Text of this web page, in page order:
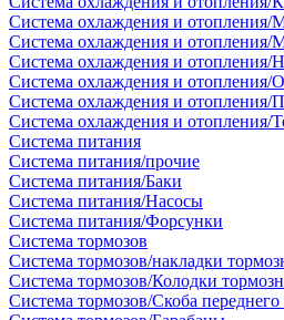
Система охлаждения и отопления/
Система охлаждения и
Система охлаждения и отопления/
Система охлаждения и отопления/
Система охлаждения и отопления/
Система охлаждения и отопления/
Система питания
Система питания/прочие
Система питания/Баки
Система питания/Насосы
Система питания/Форсунки
Система тормозов
Система тормозов/накладки
Система тормозов/Колодки
Система тормозов/Скоба переднего